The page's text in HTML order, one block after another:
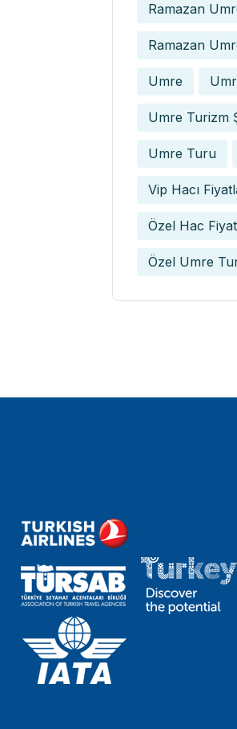
Ramazan
Ramazan
Umre
Umre Turizm
Umre Turu
Vip Hacı
Özel Hac
Özel Umre